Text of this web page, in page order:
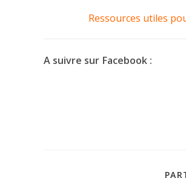
Ressources utiles
A suivre sur Facebook :